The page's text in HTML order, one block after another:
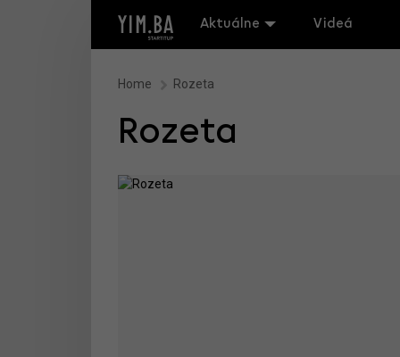
Aktuálne Videá
Home Rozeta
Rozeta